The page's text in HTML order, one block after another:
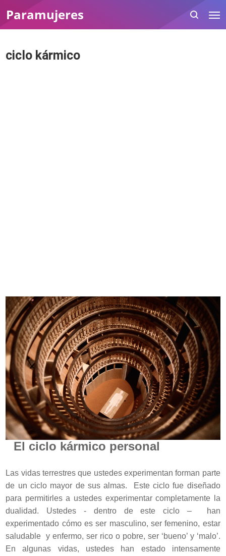
Paramujeres
ciclo kármico
El ciclo kármico personal
Las vidas terrestres que ustedes experimentan forman parte
de un ciclo mayor de sus almas. Este ciclo fue diseñado
para permitirles a ustedes experimentar completamente la
dualidad. Ustedes - dentro de este ciclo – han
experimentado cómo es ser masculino, ser femenino, estar
saludable y enfermo, ser rico o pobre, ser ‘bueno’ y ‘malo’.
En algunas vidas, ustedes han estado intensamente